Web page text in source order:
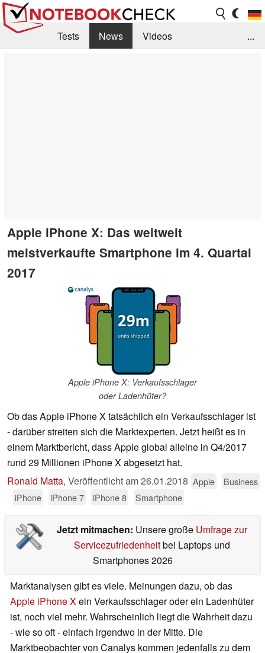
Tests News
Videos
...
Apple iPhone X: Das weltweit
meistverkaufte Smartphone im 4. Quartal
2017
Apple iPhone X: Verkaufsschlager
oder Ladenhüter?
Ob das Apple iPhone X tatsächlich ein Verkaufsschlager ist
- darüber streiten sich die Marktexperten. Jetzt heißt es in
einem Marktbericht, dass Apple global alleine in Q4/2017
rund 29 Millionen iPhone X abgesetzt hat.
Ronald Matta, Veröffentlicht am26.01.2018 Apple
Business
iPhone
iPhone 7 iPhone 8 Smartphone
Jetzt mitmachen: Unsere große Umfrage zur
Servicezufriedenheitbei Laptops und
Smartphones 2026
Marktanalysen gibt es viele. Meinungen dazu, ob das
Apple iPhone Xein Verkaufsschlager oder ein Ladenhüter
ist, noch viel mehr. Wahrscheinlich liegt die Wahrheit dazu
- wie so oft - einfach irgendwo in der Mitte. Die
Marktbeobachter von Canalys kommen jedenfalls zu dem